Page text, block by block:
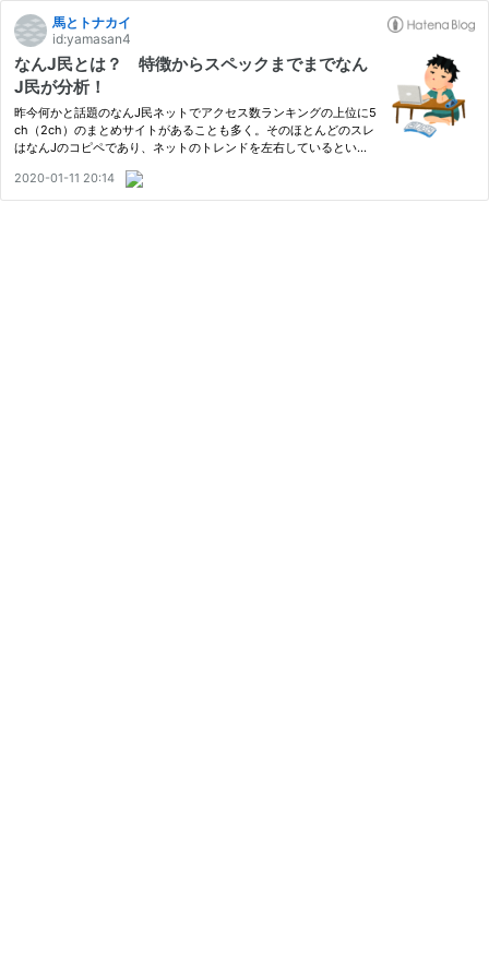
馬とトナカイ
id:yamasan4
なんJ民とは？ 特徴からスペックまでまでなん
J民が分析！
昨今何かと話題のなんJ民ネットでアクセス数ランキングの上位に5
ch（2ch）のまとめサイトがあることも多く。そのほとんどのスレ
はなんJのコピペであり、ネットのトレンドを左右しているといっ
2020-01-11 20:14